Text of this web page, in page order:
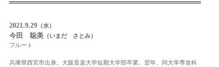
2021.9.29（水）
今田 聡美（いまだ さとみ）
フルート
兵庫県西宮市出身。大阪音楽大学短期大学部卒業。翌年、同大学専攻科